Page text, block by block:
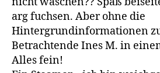
arg fuchsen. Aber ohne die
Hintergrundinformationen
Betrachtende Ines M. in
Alles fein!